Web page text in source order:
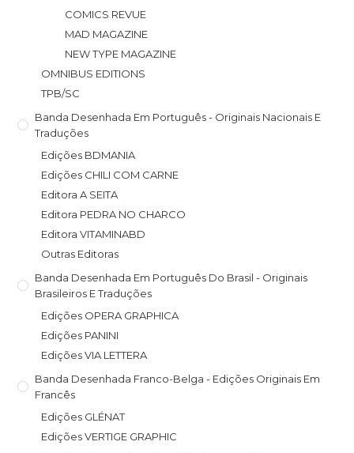
COMICS REVUE
MAD MAGAZINE
NEW TYPE MAGAZINE
OMNIBUS EDITIONS
TPB/SC
Banda Desenhada Em Português - Originais Nacionais E
Traduções
Edições BDMANIA
Edições CHILI COM CARNE
Editora A SEITA
Editora PEDRA NO CHARCO
Editora VITAMINABD
Outras Editoras
Banda Desenhada Em Português Do Brasil - Originais
Brasileiros E Traduções
Edições OPERA GRAPHICA
Edições PANINI
Edições VIA LETTERA
Banda Desenhada Franco-Belga - Edições Originais Em
Francês
Edições GLÉNAT
Edições VERTIGE GRAPHIC